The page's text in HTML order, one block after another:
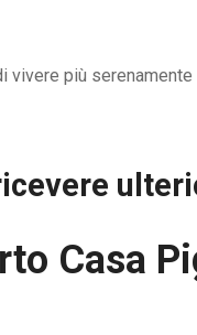
più
Casa